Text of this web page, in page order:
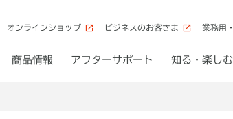
オンラインショップ ビジネスのお客さま 業務用
商品情報 アフターサポート 知る・楽しむ